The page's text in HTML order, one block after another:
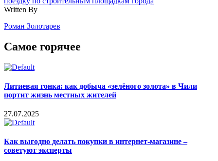
Written By
Роман Золотарев
Самое горячее
Литиевая гонка: как добыча «зелёного золота» в Чили
портит жизнь местных жителей
27.07.2025
Как выгодно делать покупки в интернет-магазине –
советуют эксперты